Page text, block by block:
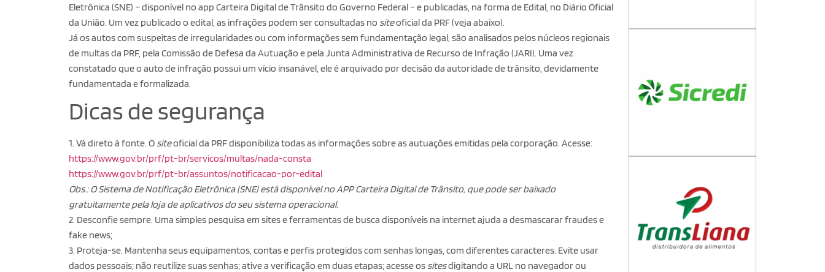
Eletrônica (SNE) – disponível no app Carteira Digital de Trânsito do Governo Federal – e publicadas, na forma de Edital, no Diário Oficial
da União. Um vez publicado o edital, as infrações podem ser consultadas no siteoficial da PRF (veja abaixo).
Já os autos com suspeitas de irregularidades ou com informações sem fundamentação legal, são analisados pelos núcleos regionais
de multas da PRF, pela Comissão de Defesa da Autuação e pela Junta Administrativa de Recurso de Infração (JARI). Uma vez
constatado que o auto de infração possui um vício insanável, ele é arquivado por decisão da autoridade de trânsito, devidamente
fundamentada e formalizada.
Dicas de segurança
1. Vá direto à fonte. Ositeoficial da PRF disponibiliza todas as informações sobre as autuações emitidas pela corporação. Acesse:
https://www.gov.br/prf/pt-br/servicos/multas/nada-consta
https://www.gov.br/prf/pt-br/assuntos/notificacao-por-edital
Obs.: O Sistema de Notificação Eletrônica (SNE) está disponível no APP Carteira Digital de Trânsito, que pode ser baixado
gratuitamente pela loja de aplicativos do seu sistema operacional.
2. Desconfie sempre. Uma simples pesquisa em sites e ferramentas de busca disponíveis na internet ajuda a desmascarar fraudes e
fake news;
3. Proteja-se. Mantenha seus equipamentos, contas e perfis protegidos com senhas longas, com diferentes caracteres. Evite usar
dados pessoais; não reutilize suas senhas; ative a verificação em duas etapas; acesse ossitesdigitando a URL no navegador ou